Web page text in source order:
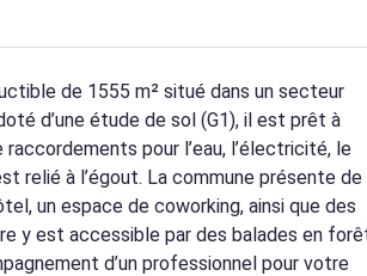
de 1555 m² situé dans un secteur
d’une étude de sol (G1), il est prêt à
pour l’eau, l’électricité, le
relié à l’égout. La commune présente de
un espace de coworking, ainsi que des
y est accessible par des balades en
d’un professionnel pour votre